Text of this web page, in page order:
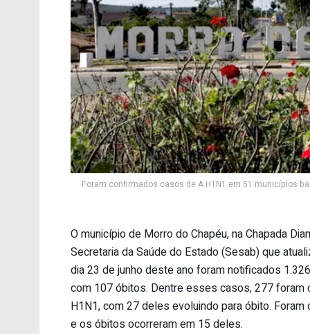
Foram confirmados casos de A H1N1 em 51 municípios
O município de Morro do Chapéu, na Chapada
Secretaria da Saúde do Estado (Sesab) que
dia 23 de junho deste ano foram notificados
com 107 óbitos. Dentre esses casos, 277
H1N1, com 27 deles evoluindo para óbito.
e os óbitos ocorreram em 15 deles.